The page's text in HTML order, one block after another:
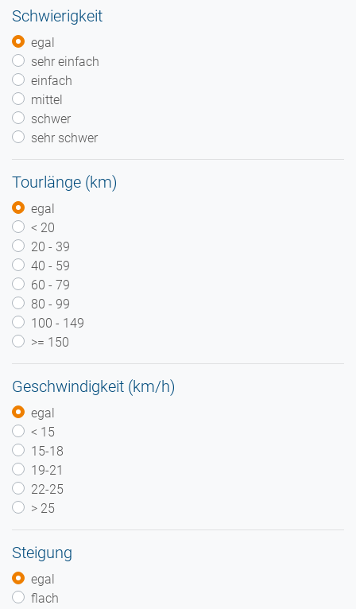
Schwierigkeit
egal
sehr einfach
einfach
mittel
schwer
sehr schwer
Tourlänge (km)
egal
< 20
20 - 39
40 - 59
60 - 79
80 - 99
100 - 149
>= 150
Geschwindigkeit (km/h)
egal
< 15
15-18
19-21
22-25
> 25
Steigung
egal
flach